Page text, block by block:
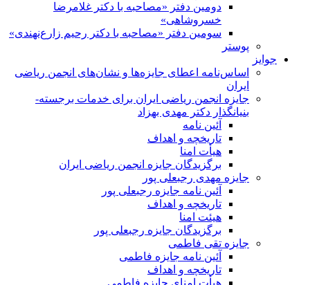
دومین دفتر «مصاحبه با دکتر غلامرضا
خسروشاهی»
سومین دفتر «مصاحبه با دکتر رحیم زارع‌نهندی»
پوستر
جوایز
اساس‌نامه اعطای جایزه‌ها و نشان‌های انجمن ریاضی
ایران
جایزه انجمن ریاضی ایران برای خدمات برجسته-
بنیانگذار دکتر مهدی بهزاد
آئین نامه
تاریخچه و اهداف
هیأت امنا
برگزیدگان جایزه انجمن ریاضی ایران
جایزه مهدی رجبعلی پور
آئین نامه جایزه رجبعلی پور
تاریخچه و اهداف
هیئت امنا
برگزیدگان جایزه رجبعلی پور
جایزه تقی فاطمی
آئین نامه جایزه فاطمی
تاریخچه و اهداف
هیأت امنای جایزه فاطمی